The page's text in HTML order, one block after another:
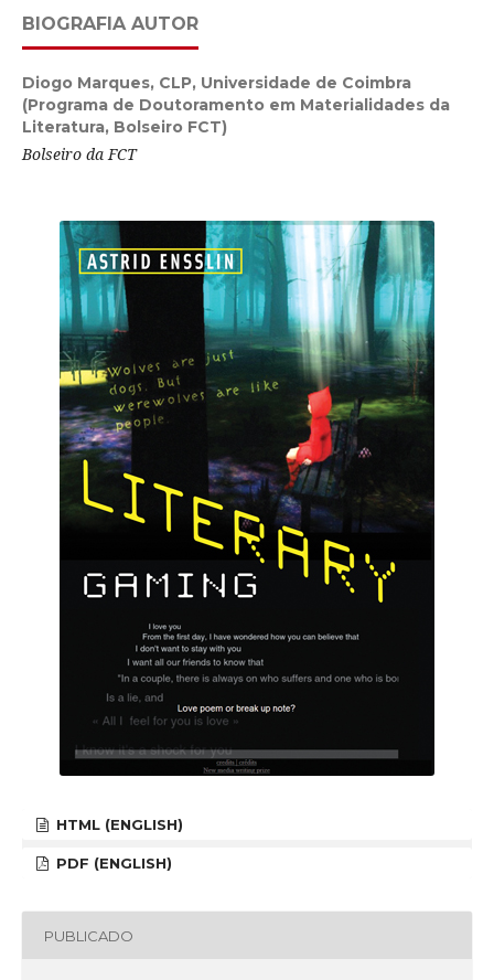
BIOGRAFIA AUTOR
Diogo Marques, CLP, Universidade de Coimbra
(Programa de Doutoramento em Materialidades da
Literatura, Bolseiro FCT)
Bolseiro da FCT
HTML (ENGLISH)
PDF (ENGLISH)
PUBLICADO